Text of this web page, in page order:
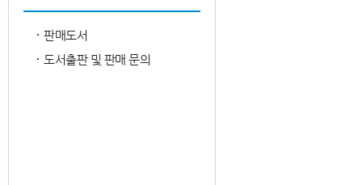
판매도서
도서출판 및 판매 문의